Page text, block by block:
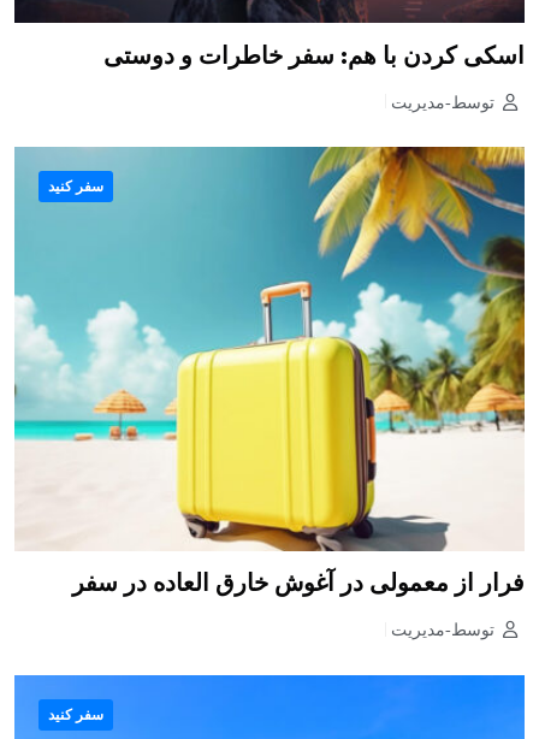
اسکی کردن با هم: سفر خاطرات و دوستی
توسط-مدیریت
سفر کنید
فرار از معمولی در آغوش خارق العاده در سفر
توسط-مدیریت
سفر کنید